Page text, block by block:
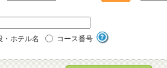
・ホテル名 コース番号